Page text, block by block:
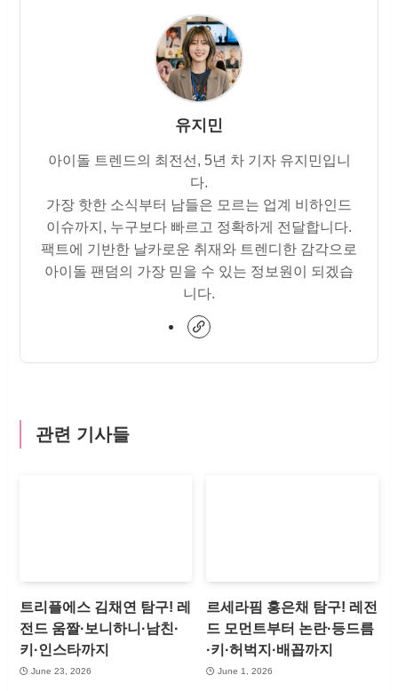
유지민
아이돌 트렌드의 최전선, 5년 차 기자 유지민입니
다.
가장 핫한 소식부터 남들은 모르는 업계 비하인드
이슈까지, 누구보다 빠르고 정확하게 전달합니다.
팩트에 기반한 날카로운 취재와 트렌디한 감각으로
아이돌 팬덤의 가장 믿을 수 있는 정보원이 되겠습
니다.
관련 기사들
트리플에스 김채연 탐구! 레
전드 움짤·보니하니·남친·
키·인스타까지
June 23, 2026
르세라핌 홍은채 탐구! 레전
드 모먼트부터 논란·등드름
·키·허벅지·배꼽까지
June 1, 2026